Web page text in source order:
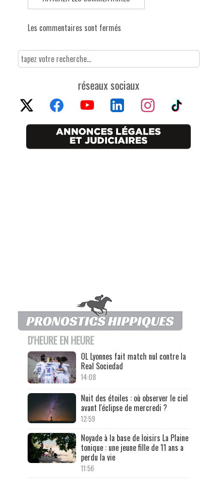
Les commentaires sont fermés
réseaux sociaux
D'HEURE EN HEURE
OL Lyonnes fait match nul contre la
Real Sociedad
14:08
Nuit des étoiles : où observer le ciel
avant l'éclipse de mercredi ?
12:59
Noyade à la base de loisirs La Plaine
tonique : une jeune fille de 11 ans a
perdu la vie
11:56